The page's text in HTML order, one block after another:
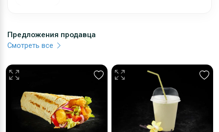
Предложения продавца
Смотреть все